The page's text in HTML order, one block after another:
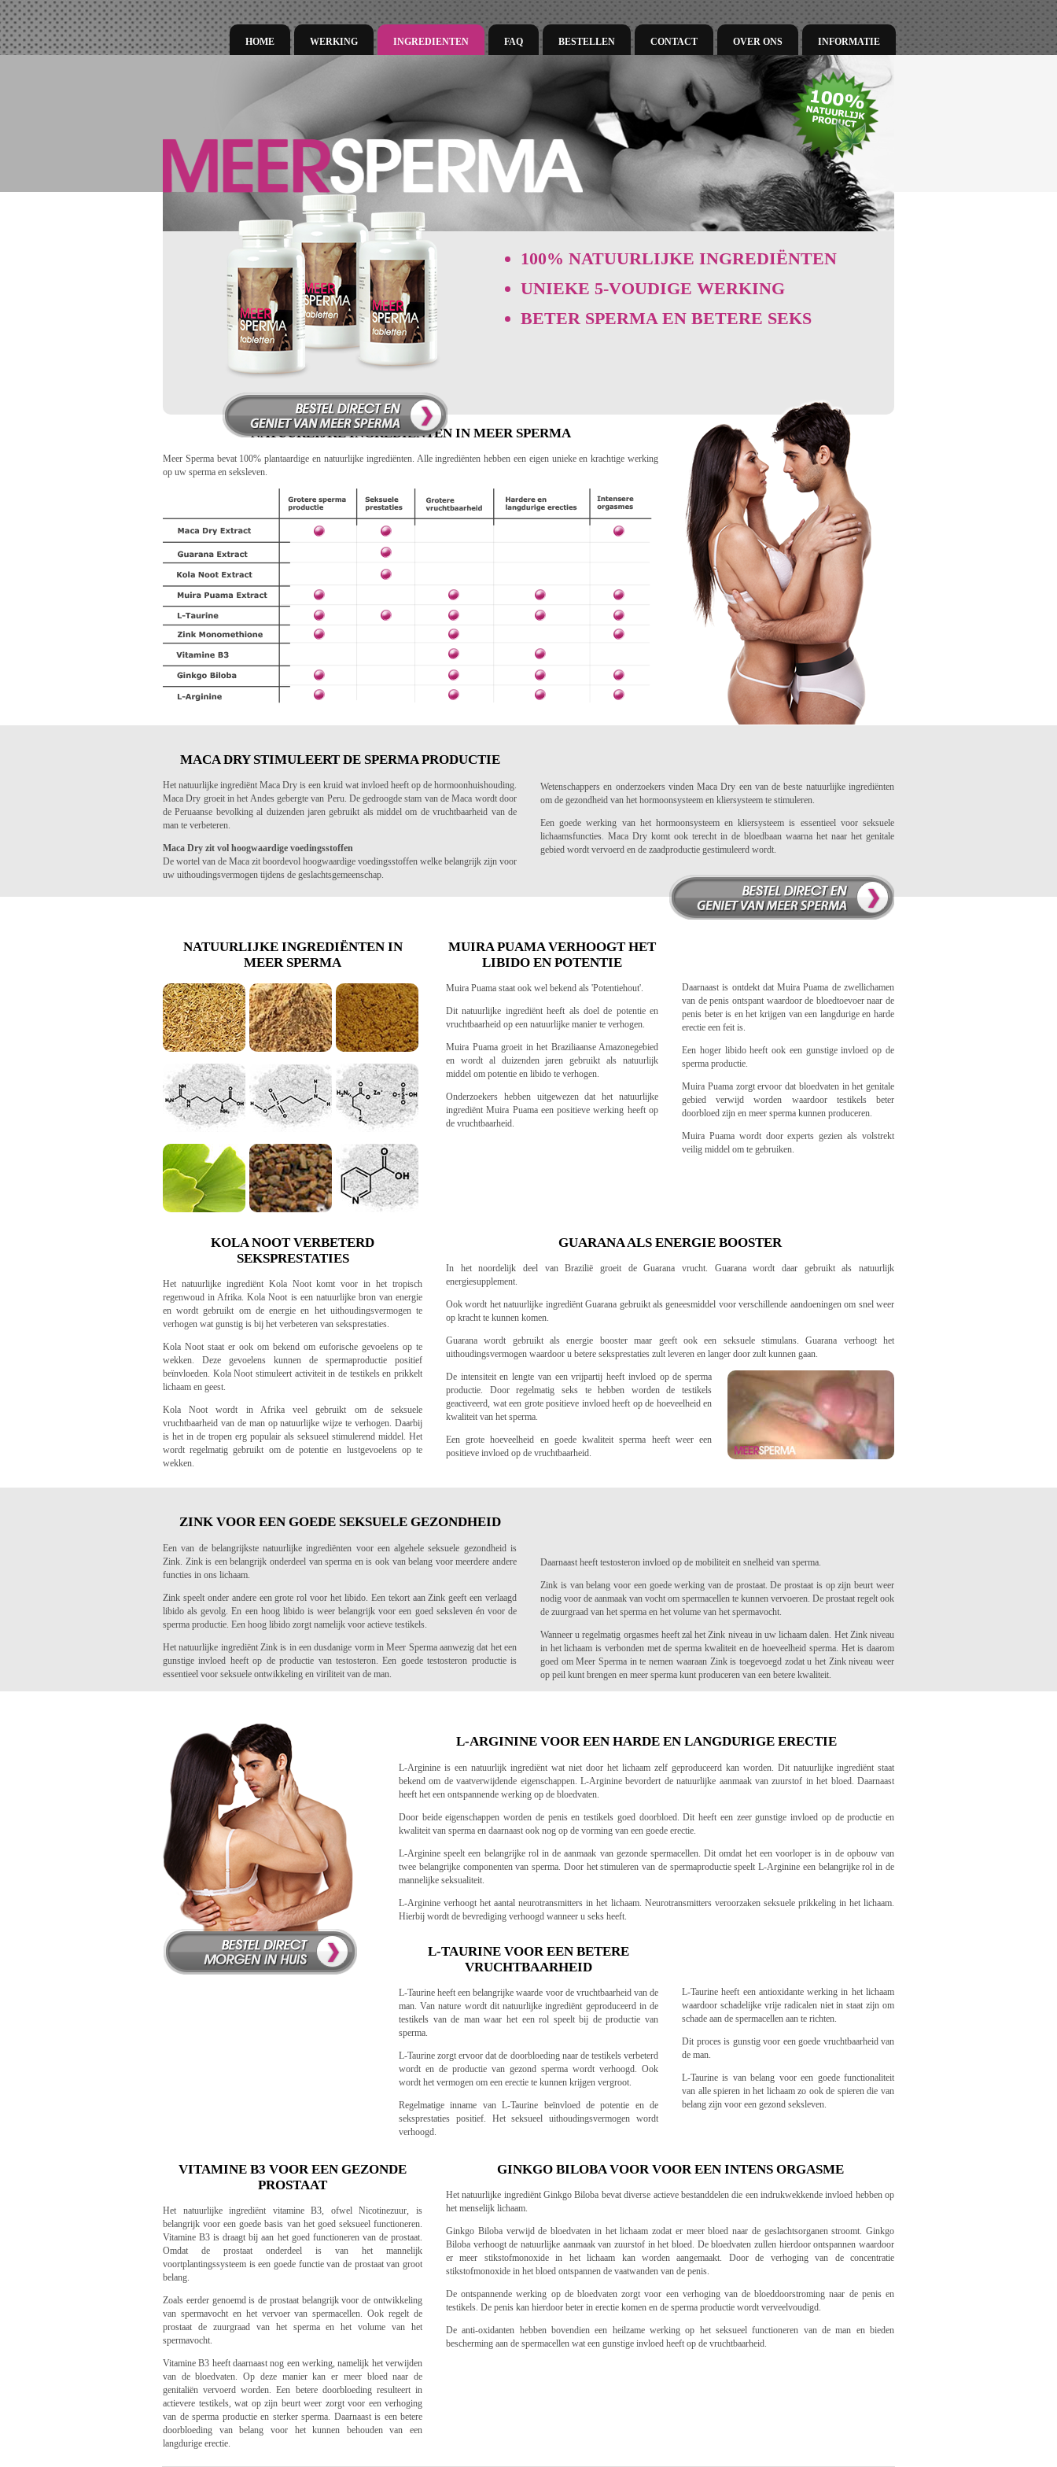
INFORMATIE
OVER ONS
CONTACT
BESTELLEN
FAQ
INGREDIENTEN
WERKING
HOME
100% NATUURLIJKE INGREDIËNTEN
UNIEKE 5-VOUDIGE WERKING
BETER SPERMA EN BETERE SEKS
NATUURLIJKE INGREDIËNTEN IN MEER SPERMA
Meer Sperma bevat 100% plantaardige en natuurlijke ingrediënten. Alle ingrediënten hebben een eigen unieke en krachtige werking
op uw sperma en seksleven.
MACA DRY STIMULEERT DE SPERMA PRODUCTIE
Het natuurlijke ingrediënt Maca Dry is een kruid wat invloed heeft op de hormoonhuishouding.
Maca Dry groeit in het Andes gebergte van Peru. De gedroogde stam van de Maca wordt door
de Peruaanse bevolking al duizenden jaren gebruikt als middel om de vruchtbaarheid van de
man te verbeteren.
Maca Dry zit vol hoogwaardige voedingsstoffen
De wortel van de Maca zit boordevol hoogwaardige voedingsstoffen welke belangrijk zijn voor
uw uithoudingsvermogen tijdens de geslachtsgemeenschap.
Wetenschappers en onderzoekers vinden Maca Dry een van de beste natuurlijke ingrediënten
om de gezondheid van het hormoonsysteem en kliersysteem te stimuleren.
Een goede werking van het hormoonsysteem en kliersysteem is essentieel voor seksuele
lichaamsfuncties. Maca Dry komt ook terecht in de bloedbaan waarna het naar het genitale
gebied wordt vervoerd en de zaadproductie gestimuleerd wordt.
NATUURLIJKE INGREDIËNTEN IN
MEER SPERMA
MUIRA PUAMA VERHOOGT HET
LIBIDO EN POTENTIE
Muira Puama staat ook wel bekend als 'Potentiehout'.
Dit natuurlijke ingrediënt heeft als doel de potentie en
vruchtbaarheid op een natuurlijke manier te verhogen.
Muira Puama groeit in het Braziliaanse Amazonegebied
en wordt al duizenden jaren gebruikt als natuurlijk
middel om potentie en libido te verhogen.
Onderzoekers hebben uitgewezen dat het natuurlijke
ingrediënt Muira Puama een positieve werking heeft op
de vruchtbaarheid.
Daarnaast is ontdekt dat Muira Puama de zwellichamen
van de penis ontspant waardoor de bloedtoevoer naar de
penis beter is en het krijgen van een langdurige en harde
erectie een feit is.
Een hoger libido heeft ook een gunstige invloed op de
sperma productie.
Muira Puama zorgt ervoor dat bloedvaten in het genitale
gebied verwijd worden waardoor testikels beter
doorbloed zijn en meer sperma kunnen produceren.
Muira Puama wordt door experts gezien als volstrekt
veilig middel om te gebruiken.
KOLA NOOT VERBETERD
SEKSPRESTATIES
Het natuurlijke ingrediënt Kola Noot komt voor in het tropisch
regenwoud in Afrika. Kola Noot is een natuurlijke bron van energie
en wordt gebruikt om de energie en het uithoudingsvermogen te
verhogen wat gunstig is bij het verbeteren van seksprestaties.
Kola Noot staat er ook om bekend om euforische gevoelens op te
wekken. Deze gevoelens kunnen de spermaproductie positief
beïnvloeden. Kola Noot stimuleert activiteit in de testikels en prikkelt
lichaam en geest.
Kola Noot wordt in Afrika veel gebruikt om de seksuele
vruchtbaarheid van de man op natuurlijke wijze te verhogen. Daarbij
is het in de tropen erg populair als seksueel stimulerend middel. Het
wordt regelmatig gebruikt om de potentie en lustgevoelens op te
wekken.
GUARANA ALS ENERGIE BOOSTER
In het noordelijk deel van Brazilië groeit de Guarana vrucht. Guarana wordt daar gebruikt als natuurlijk
energiesupplement.
Ook wordt het natuurlijke ingrediënt Guarana gebruikt als geneesmiddel voor verschillende aandoeningen om snel weer
op kracht te kunnen komen.
Guarana wordt gebruikt als energie booster maar geeft ook een seksuele stimulans. Guarana verhoogt het
uithoudingsvermogen waardoor u betere seksprestaties zult leveren en langer door zult kunnen gaan.
De intensiteit en lengte van een vrijpartij heeft invloed op de sperma
productie. Door regelmatig seks te hebben worden de testikels
geactiveerd, wat een grote positieve invloed heeft op de hoeveelheid en
kwaliteit van het sperma.
Een grote hoeveelheid en goede kwaliteit sperma heeft weer een
positieve invloed op de vruchtbaarheid.
ZINK VOOR EEN GOEDE SEKSUELE GEZONDHEID
Een van de belangrijkste natuurlijke ingrediënten voor een algehele seksuele gezondheid is
Zink. Zink is een belangrijk onderdeel van sperma en is ook van belang voor meerdere andere
functies in ons lichaam.
Zink speelt onder andere een grote rol voor het libido. Een tekort aan Zink geeft een verlaagd
libido als gevolg. En een hoog libido is weer belangrijk voor een goed seksleven én voor de
sperma productie. Een hoog libido zorgt namelijk voor actieve testikels.
Het natuurlijke ingrediënt Zink is in een dusdanige vorm in Meer Sperma aanwezig dat het een
gunstige invloed heeft op de productie van testosteron. Een goede testosteron productie is
essentieel voor seksuele ontwikkeling en viriliteit van de man.
Daarnaast heeft testosteron invloed op de mobiliteit en snelheid van sperma.
Zink is van belang voor een goede werking van de prostaat. De prostaat is op zijn beurt weer
nodig voor de aanmaak van vocht om spermacellen te kunnen vervoeren. De prostaat regelt ook
de zuurgraad van het sperma en het volume van het spermavocht.
Wanneer u regelmatig orgasmes heeft zal het Zink niveau in uw lichaam dalen. Het Zink niveau
in het lichaam is verbonden met de sperma kwaliteit en de hoeveelheid sperma. Het is daarom
goed om Meer Sperma in te nemen waaraan Zink is toegevoegd zodat u het Zink niveau weer
op peil kunt brengen en meer sperma kunt produceren van een betere kwaliteit.
L-ARGININE VOOR EEN HARDE EN LANGDURIGE ERECTIE
L-Arginine is een natuurlijk ingrediënt wat niet door het lichaam zelf geproduceerd kan worden. Dit natuurlijke ingrediënt staat
bekend om de vaatverwijdende eigenschappen. L-Arginine bevordert de natuurlijke aanmaak van zuurstof in het bloed. Daarnaast
heeft het een ontspannende werking op de bloedvaten.
Door beide eigenschappen worden de penis en testikels goed doorbloed. Dit heeft een zeer gunstige invloed op de productie en
kwaliteit van sperma en daarnaast ook nog op de vorming van een goede erectie.
L-Arginine speelt een belangrijke rol in de aanmaak van gezonde spermacellen. Dit omdat het een voorloper is in de opbouw van
twee belangrijke componenten van sperma. Door het stimuleren van de spermaproductie speelt L-Arginine een belangrijke rol in de
mannelijke seksualiteit.
L-Arginine verhoogt het aantal neurotransmitters in het lichaam. Neurotransmitters veroorzaken seksuele prikkeling in het lichaam.
Hierbij wordt de bevrediging verhoogd wanneer u seks heeft.
L-TAURINE VOOR EEN BETERE
VRUCHTBAARHEID
L-Taurine heeft een belangrijke waarde voor de vruchtbaarheid van de
man. Van nature wordt dit natuurlijke ingrediënt geproduceerd in de
testikels van de man waar het een rol speelt bij de productie van
sperma.
L-Taurine zorgt ervoor dat de doorbloeding naar de testikels verbeterd
wordt en de productie van gezond sperma wordt verhoogd. Ook
wordt het vermogen om een erectie te kunnen krijgen vergroot.
Regelmatige inname van L-Taurine beïnvloed de potentie en de
seksprestaties positief. Het seksueel uithoudingsvermogen wordt
verhoogd.
L-Taurine heeft een antioxidante werking in het lichaam
waardoor schadelijke vrije radicalen niet in staat zijn om
schade aan de spermacellen aan te richten.
Dit proces is gunstig voor een goede vruchtbaarheid van
de man.
L-Taurine is van belang voor een goede functionaliteit
van alle spieren in het lichaam zo ook de spieren die van
belang zijn voor een gezond seksleven.
VITAMINE B3 VOOR EEN GEZONDE
PROSTAAT
Het natuurlijke ingrediënt vitamine B3, ofwel Nicotinezuur, is
belangrijk voor een goede basis van het goed seksueel functioneren.
Vitamine B3 is draagt bij aan het goed functioneren van de prostaat.
Omdat de prostaat onderdeel is van het mannelijk
voortplantingssysteem is een goede functie van de prostaat van groot
belang.
Zoals eerder genoemd is de prostaat belangrijk voor de ontwikkeling
van spermavocht en het vervoer van spermacellen. Ook regelt de
prostaat de zuurgraad van het sperma en het volume van het
spermavocht.
Vitamine B3 heeft daarnaast nog een werking, namelijk het verwijden
van de bloedvaten. Op deze manier kan er meer bloed naar de
genitaliën vervoerd worden. Een betere doorbloeding resulteert in
actievere testikels, wat op zijn beurt weer zorgt voor een verhoging
van de sperma productie en sterker sperma. Daarnaast is een betere
doorbloeding van belang voor het kunnen behouden van een
langdurige erectie.
GINKGO BILOBA VOOR VOOR EEN INTENS ORGASME
Het natuurlijke ingrediënt Ginkgo Biloba bevat diverse actieve bestanddelen die een indrukwekkende invloed hebben op
het menselijk lichaam.
Ginkgo Biloba verwijd de bloedvaten in het lichaam zodat er meer bloed naar de geslachtsorganen stroomt. Ginkgo
Biloba verhoogt de natuurlijke aanmaak van zuurstof in het bloed. De bloedvaten zullen hierdoor ontspannen waardoor
er meer stikstofmonoxide in het lichaam kan worden aangemaakt. Door de verhoging van de concentratie
stikstofmonoxide in het bloed ontspannen de vaatwanden van de penis.
De ontspannende werking op de bloedvaten zorgt voor een verhoging van de bloeddoorstroming naar de penis en
testikels. De penis kan hierdoor beter in erectie komen en de sperma productie wordt verveelvoudigd.
De anti-oxidanten hebben bovendien een heilzame werking op het seksueel functioneren van de man en bieden
bescherming aan de spermacellen wat een gunstige invloed heeft op de vruchtbaarheid.